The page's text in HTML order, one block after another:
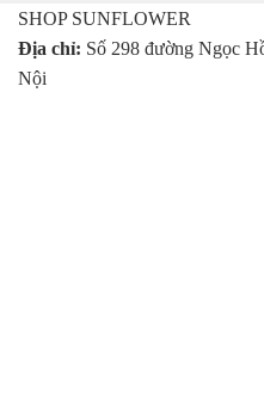
SHOP SUNFLOWER
Địa chỉ: Số 298 đường Ngọc
Nội